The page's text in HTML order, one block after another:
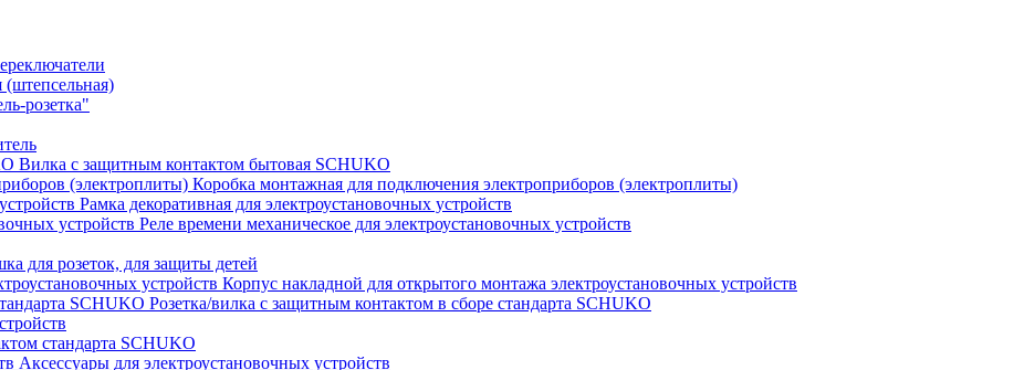
(штепсельная)
розетка"
Вилка с защитным контактом бытовая SCHUKO
Коробка монтажная для подключения электроприборов (электроплиты)
Рамка декоративная для электроустановочных устройств
Реле времени механическое для электроустановочных устройств
для розеток, для защиты детей
Корпус накладной для открытого монтажа электроустановочных устройств
Розетка/вилка с защитным контактом в сборе стандарта SCHUKO
стандарта SCHUKO
Аксессуары для электроустановочных устройств